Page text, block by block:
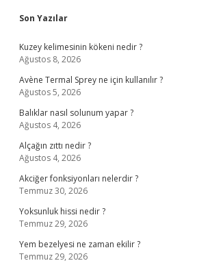
Sidebar
Son Yazılar
Kuzey kelimesinin kökeni nedir ?
Ağustos 8, 2026
Avène Termal Sprey ne için kullanılır ?
Ağustos 5, 2026
Balıklar nasıl solunum yapar ?
Ağustos 4, 2026
Alçağın zıttı nedir ?
Ağustos 4, 2026
Akciğer fonksiyonları nelerdir ?
Temmuz 30, 2026
Yoksunluk hissi nedir ?
Temmuz 29, 2026
Yem bezelyesi ne zaman ekilir ?
Temmuz 29, 2026